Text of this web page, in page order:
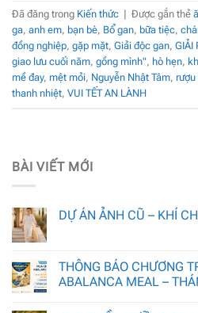
Đã đăng trong Kiến thức Được gắn thẻ
ga, anh em, bạn bè, Bổ gan, bữa tiệc,
đồng nghiệp, gặp mặt, Giải độc gan, GIẢI
giao lưu cuối năm, gồng mình", hò hẹn,
mề đay, mệt mỏi, Nguyễn Nhật Tâm, rượu
thanh nhiệt, VUI TẾT AN LÀNH
BÀI VIẾT MỚI
DỰ ÁN ẢNH CŨ – KHÍ
THÔNG BÁO CHƯƠNG
ABALANCA MEAL –